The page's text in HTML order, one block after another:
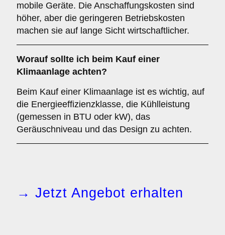
mobile Geräte. Die Anschaffungskosten sind
höher, aber die geringeren Betriebskosten
machen sie auf lange Sicht wirtschaftlicher.
Worauf sollte ich beim Kauf einer
Klimaanlage achten?
Beim Kauf einer Klimaanlage ist es wichtig, auf
die Energieeffizienzklasse, die Kühlleistung
(gemessen in BTU oder kW), das
Geräuschniveau und das Design zu achten.
→ Jetzt Angebot erhalten